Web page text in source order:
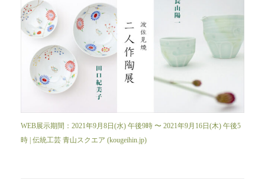
WEB展示期間：2021年9月8日(水) 午後9時 〜 2021年9月16日(木) 午後5
時 | 伝統工芸 青山スクエア (kougeihin.jp)